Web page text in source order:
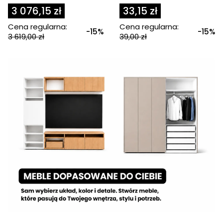
3 076,15 zł
Cena regularna:
3 619,00 zł
-15%
33,15 zł
Cena regularna:
39,00 zł
-15%